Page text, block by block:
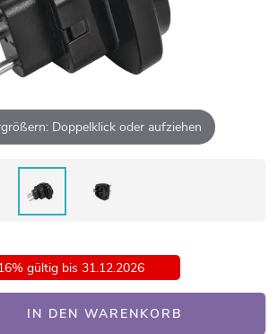
Doppelklick oder aufziehen
gültig bis 31.12.2026
IN DEN WARENKORB